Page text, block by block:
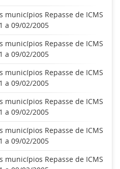
Repasse de ICMS
a 09/02/2005
Repasse de ICMS
a 09/02/2005
Repasse de ICMS
a 09/02/2005
Repasse de ICMS
a 09/02/2005
Repasse de ICMS
a 09/02/2005
Repasse de ICMS